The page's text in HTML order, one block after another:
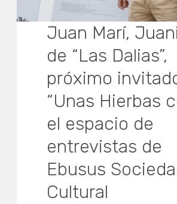
Juan Marí,
de “Las Dalias”,
próximo
“Unas Hierbas
el espacio de
entrevistas de
Ebusus
Cultural